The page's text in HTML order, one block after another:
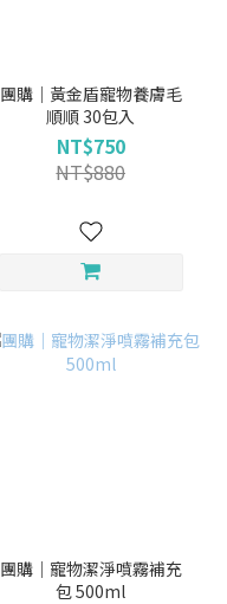
團購｜黃金盾寵物養膚毛
順順 30包入
NT$750
NT$880
團購｜寵物潔淨噴霧補充
包 500ml